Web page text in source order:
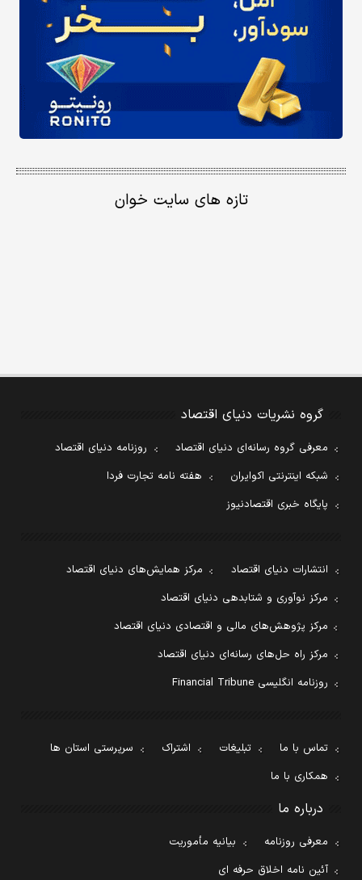
تازه های سایت خوان
گروه نشریات دنیای اقتصاد
معرفی گروه رسانه‌ای دنیای اقتصاد
روزنامه دنیای اقتصاد
شبکه اینترنتی اکوایران
هفته نامه تجارت فردا
پایگاه خبری اقتصادنیوز
انتشارات دنیای اقتصاد
مرکز همایش‌های دنیای اقتصاد
مرکز نوآوری و شتابدهی دنیای اقتصاد
مرکز پژوهش‌های مالی و اقتصادی دنیای اقتصاد
مرکز راه حل‌های رسانه‌ای دنیای اقتصاد
روزنامه انگلیسی Financial Tribune
تماس با ما تبلیغات اشتراک
سرپرستی استان ها
همکاری با ما
درباره ما
معرفی روزنامه
بیانیه مأموریت
آئین نامه اخلاق حرفه ای